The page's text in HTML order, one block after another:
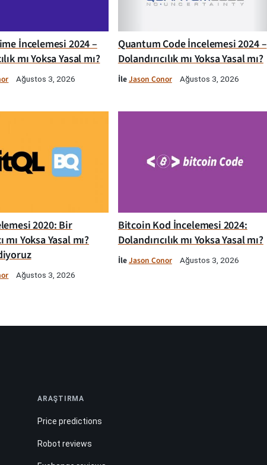
İncelemesi 2024 –
mı Yoksa Yasal mı?
Ağustos 3, 2026
Quantum Code İncelemesi 2024 –
Dolandırıcılık mı Yoksa Yasal mı?
İleJason Conor Ağustos 3, 2026
2020: Bir
mı Yoksa Yasal mı?
Ağustos 3, 2026
Bitcoin Kod İncelemesi 2024:
Dolandırıcılık mı Yoksa Yasal mı?
İleJason Conor Ağustos 3, 2026
ARAŞTIRMA
Price predictions
Robot reviews